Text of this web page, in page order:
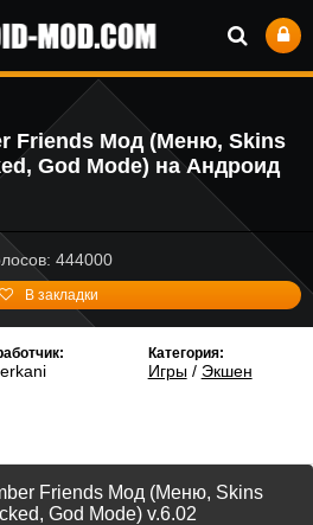
Friends Мод (Меню, Skins
God Mode) на Андроид
444000
В закладки
Категория:
Игры/ Экшен
Friends Мод (Меню, Skins
God Mode) v.6.02